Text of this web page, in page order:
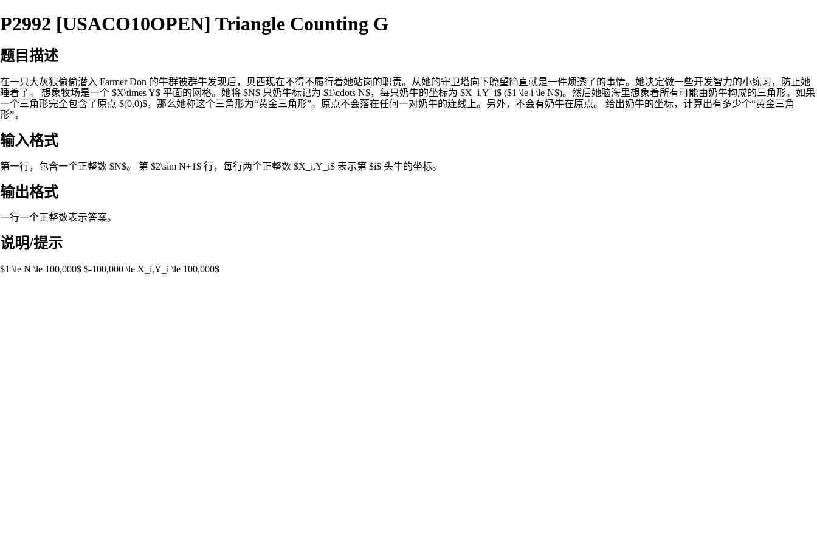
P2992 [USACO10OPEN] Triangle Counting G
题目描述
在一只大灰狼偷偷潜入 Farmer Don 的牛群被群牛发现后，贝西现在不得不履行着她站岗的职责。从她的守卫塔向下瞭望简直就是一件烦透了的事情。她决定做一些开发智力的小练习，防止她
睡着了。 想象牧场是一个 $X\times Y$ 平面的网格。她将 $N$ 只奶牛标记为 $1\cdots N$，每只奶牛的坐标为 $X_i,Y_i$ ($1 \le i \le N$)。然后她脑海里想象着所有可能由奶牛构成的三角形。如果
一个三角形完全包含了原点 $(0,0)$，那么她称这个三角形为“黄金三角形”。原点不会落在任何一对奶牛的连线上。另外，不会有奶牛在原点。 给出奶牛的坐标，计算出有多少个“黄金三角
形”。
输入格式
第一行，包含一个正整数 $N$。 第 $2\sim N+1$ 行，每行两个正整数 $X_i,Y_i$ 表示第 $i$ 头牛的坐标。
输出格式
一行一个正整数表示答案。
说明/提示
$1 \le N \le 100,000$ $-100,000 \le X_i,Y_i \le 100,000$